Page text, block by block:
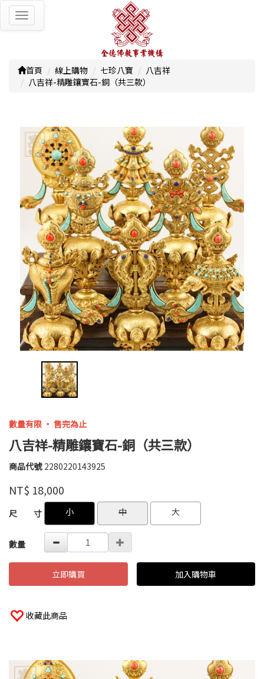
Toggle
navigation
首頁 線上購物 七珍八寶
八吉祥
八吉祥-精雕鑲寶石-銅（共三款）
數量有限 ‧ 售完為止
八吉祥-精雕鑲寶石-銅（共三款）
商品代號 2280220143925
2280220143925
品牌
鈺
NT$ 18,000
GOODS000000000000000015955 GOODS000000000000000015954
尺 寸 小 中 大
數量
立即購買 加入購物車
收藏此商品